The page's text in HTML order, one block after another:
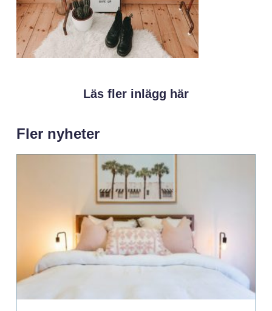
Läs fler inlägg här
Fler nyheter